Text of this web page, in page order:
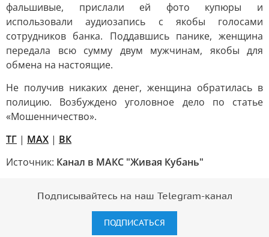
фальшивые, прислали ей фото купюры и
использовали аудиозапись с якобы голосами
сотрудников банка. Поддавшись панике, женщина
передала всю сумму двум мужчинам, якобы для
обмена на настоящие.
Не получив никаких денег, женщина обратилась в
полицию. Возбуждено уголовное дело по статье
«Мошенничество».
TГ | MAX | ВК
Источник: Канал в МАКС "Живая Кубань"
Подписывайтесь на наш Telegram-канал
ПОДПИСАТЬСЯ